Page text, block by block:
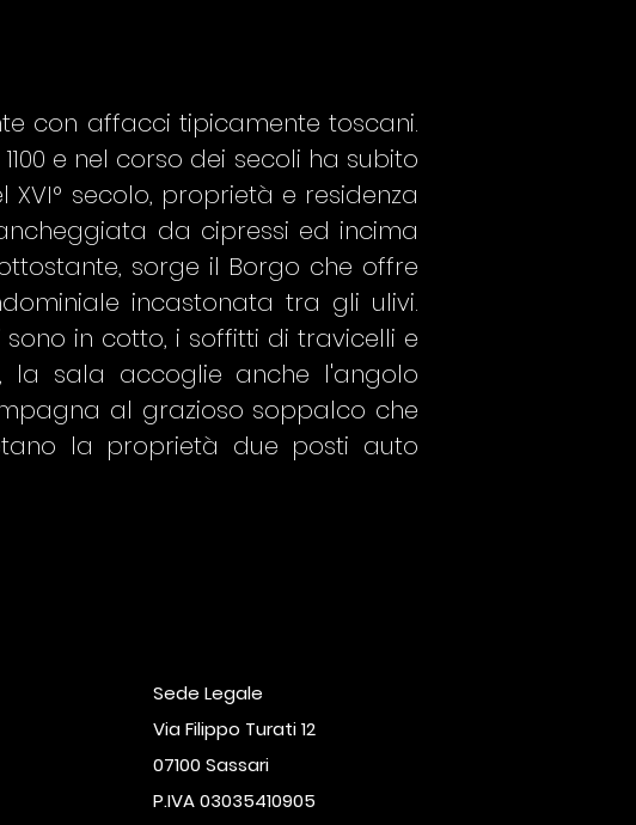
con affacci tipicamente toscani.
e nel corso dei secoli ha subito
secolo, proprietà e residenza
da cipressi ed incima
sorge il Borgo che offre
incastonata tra gli ulivi.
in cotto, i soffitti di travicelli e
la sala accoglie anche l'angolo
al grazioso soppalco che
la proprietà due posti auto
Sede Legale
Via Filippo Turati 12
07100 Sassari
P.IVA 03035410905